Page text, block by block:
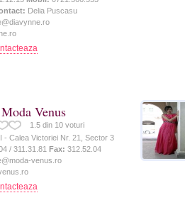
Delia Puscasu
Venus
1.5din 10voturi
- Calea Victoriei Nr. 21, Sector 3
/ 311.31.81 Fax: 312.52.04
venus.ro